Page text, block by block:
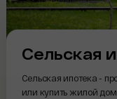
Сельская
Сельская ипотека -
или купить жилой